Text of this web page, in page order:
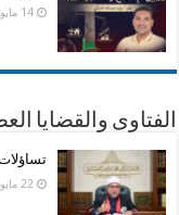
14 مايو، 2026
الفتاوى والقضايا
22 مايو، 2026